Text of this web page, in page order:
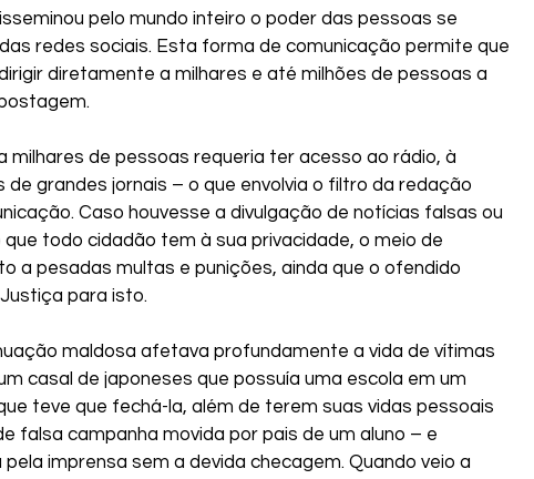
pelo mundo inteiro o poder das pessoas se
redes sociais. Esta forma de comunicação permite que
diretamente a milhares e até milhões de pessoas a
milhares de pessoas requeria ter acesso ao rádio, à
de grandes jornais – o que envolvia o filtro da redação
Caso houvesse a divulgação de notícias falsas ou
todo cidadão tem à sua privacidade, o meio de
a pesadas multas e punições, ainda que o ofendido
para isto.
maldosa afetava profundamente a vida de vítimas
casal de japoneses que possuía uma escola em um
teve que fechá-la, além de terem suas vidas pessoais
falsa campanha movida por pais de um aluno – e
imprensa sem a devida checagem. Quando veio a